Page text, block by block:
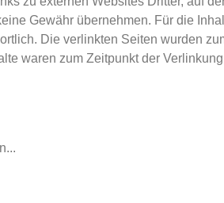
Gewähr übernehmen. Für die
Die verlinkten Seiten wurden
waren zum Zeitpunkt der